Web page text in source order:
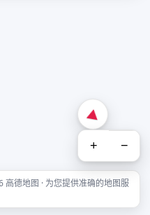
+ −
高德地图 · 为您提供准确的地图服